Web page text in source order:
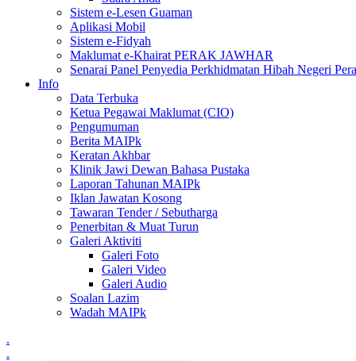
Sistem e-Lesen Guaman
Aplikasi Mobil
Sistem e-Fidyah
Maklumat e-Khairat PERAK JAWHAR
Senarai Panel Penyedia Perkhidmatan Hibah Negeri
Info
Data Terbuka
Ketua Pegawai Maklumat (CIO)
Pengumuman
Berita MAIPk
Keratan Akhbar
Klinik Jawi Dewan Bahasa Pustaka
Laporan Tahunan MAIPk
Iklan Jawatan Kosong
Tawaran Tender / Sebutharga
Penerbitan & Muat Turun
Galeri Aktiviti
Galeri Foto
Galeri Video
Galeri Audio
Soalan Lazim
Wadah MAIPk
.
.